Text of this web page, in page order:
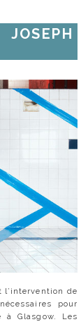
l’intervention de
pour
Glasgow. Les